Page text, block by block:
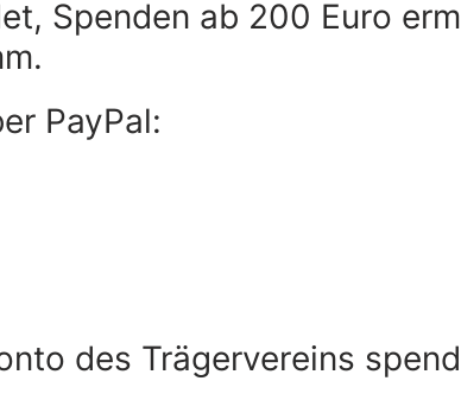
Spenden ab 200 Euro
PayPal:
des Trägervereins